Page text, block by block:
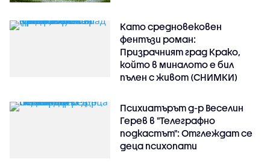
Като средновековен
фентъзи роман:
Призрачният град Крако,
който в миналото е бил
пълен с живот (СНИМКИ)
Психиатърът д-р Веселин
Герев в "Телеграфно
подкастът": Отглеждат се
деца психопати